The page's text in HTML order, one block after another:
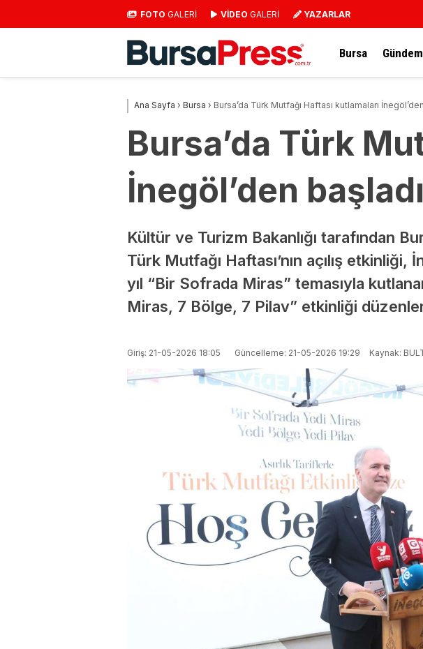
FOTO GALERİ VİDEO GALERİ YAZARLAR
Bursa Gündem
Ana Sayfa › Bursa › Bursa’da Türk Mutfağı Haftası kutlamaları
Bursa’da Türk
İnegöl’den başladı
Kültür ve Turizm Bakanlığı tarafından
Türk Mutfağı Haftası’nın açılış
yıl “Bir Sofrada Miras” temasıyla
Miras, 7 Bölge, 7 Pilav” etkinliği
Giriş: 21-05-2026 18:05 Güncelleme: 21-05-2026 19:29 Kaynak: